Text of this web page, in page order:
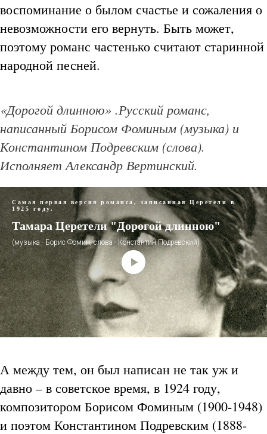
воспоминание о былом счастье и сожаления о
невозможности его вернуть. Быть может,
поэтому романс частенько считают старинной
народной песней.
«Дорогой длинною» .Русский романс,
написанный Борисом Фоминым (музыка) и
Константином Подревским (слова).
Исполняет Александр Вертинский.
Самая первая версия романса, записанная Церетели в
1925 году.
Тамара Церетели "Дорогой длинною"
(музыка - Борис Фомин, слова - Константин Подревский)
А между тем, он был написан не так уж и
давно – в советское время, в 1924 году,
композитором Борисом Фоминым (1900-1948)
и поэтом Константином Подревским (1888-